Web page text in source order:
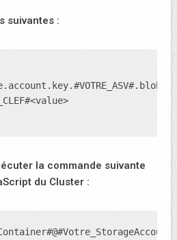
suivantes :
la commande suivante
du Cluster :